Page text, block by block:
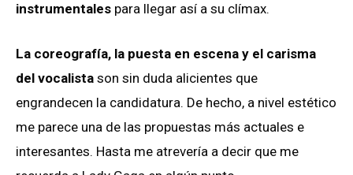
instrumentales para llegar así a su clímax.
La coreografía, la puesta en escena y el carisma
del vocalista son sin duda alicientes que
engrandecen la candidatura. De hecho, a nivel estético
me parece una de las propuestas más actuales e
interesantes. Hasta me atrevería a decir que me